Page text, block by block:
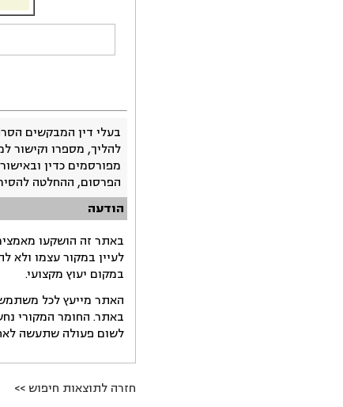
בעלי דין המבקשים
להליך, מספרו וקישור
מפורסמים כדין
הפרסום, ההחלטה
הודעה
באתר זה הושקעו
לעיין במקור עצמו ולא
במקום יעוץ מקצועי.
האתר מייעץ לכל משתמש
באתר. החומר המקורי
לשום פעולה שתעשה
חזרה לתוצאות חיפוש >>